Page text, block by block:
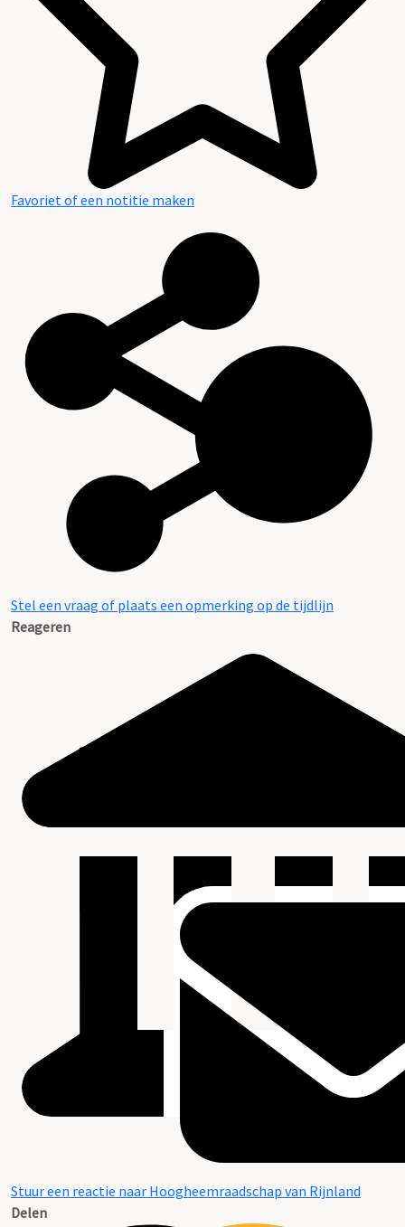
Favoriet of een notitie maken
Stel een vraag of plaats een opmerking op de tijdlijn
Reageren
Stuur een reactie naar Hoogheemraadschap van Rijnland
Delen